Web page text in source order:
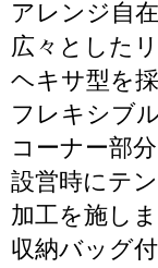
アレンジ自
広々とした
ヘキサ型を
フレキシブ
コーナー部
設営時にテ
加工を施しま
収納バッグ